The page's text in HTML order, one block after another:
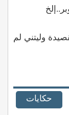
وليتني لم
حكايات